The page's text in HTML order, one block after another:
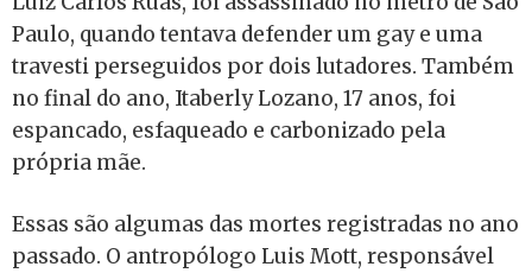
Paulo, quando tentava defender um gay e uma
travesti perseguidos por dois lutadores. Também
no final do ano, Itaberly Lozano, 17 anos, foi
espancado, esfaqueado e carbonizado pela
própria mãe.
Essas são algumas das mortes registradas no ano
passado. O antropólogo Luis Mott, responsável